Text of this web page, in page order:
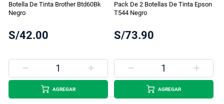
Botella De Tinta Brother Btd60Bk
Negro
S/42.00
AGREGAR
Pack De 2 Botellas De Tinta Epson
T544 Negro
S/73.90
AGREGAR